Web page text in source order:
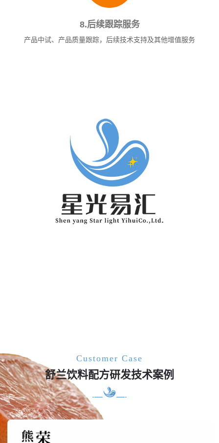
8.后续跟踪服务
产品中试、产品质量跟踪，后续技术支持及其他增值服务
Customer Case
舒兰饮料配方研发技术案例